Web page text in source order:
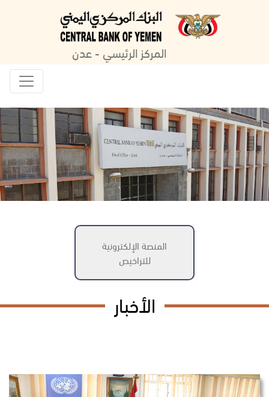
المركز الرئيسي - عدن
المنصة الإلكترونية
للتراخيص
الأخبار